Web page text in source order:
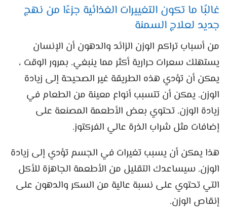
غالبًا ما تكون التغييرات الغذائية جزءًا من نهج
جديد لعلاج السمنة
من أسباب تراكم الوزن الزائد والدهون أن الإنسان
يستهلك سعرات حرارية أكثر مما ينبغي. بمرور الوقت ،
يمكن أن تؤدي هذه الطريقة غير الصحيحة إلى زيادة
الوزن. يمكن أن تتسبب أنواع معينة من الطعام في
زيادة الوزن. تحتوي بعض الأطعمة المصنعة على
إضافات مثل شراب الذرة عالي الفركتوز.
هذا يمكن أن يسبب تغيرات في الجسم تؤدي إلى زيادة
الوزن. سيساعدك التقليل من الأطعمة الجاهزة للأكل
التي تحتوي على نسبة عالية من السكر والدهون على
إنقاص الوزن.